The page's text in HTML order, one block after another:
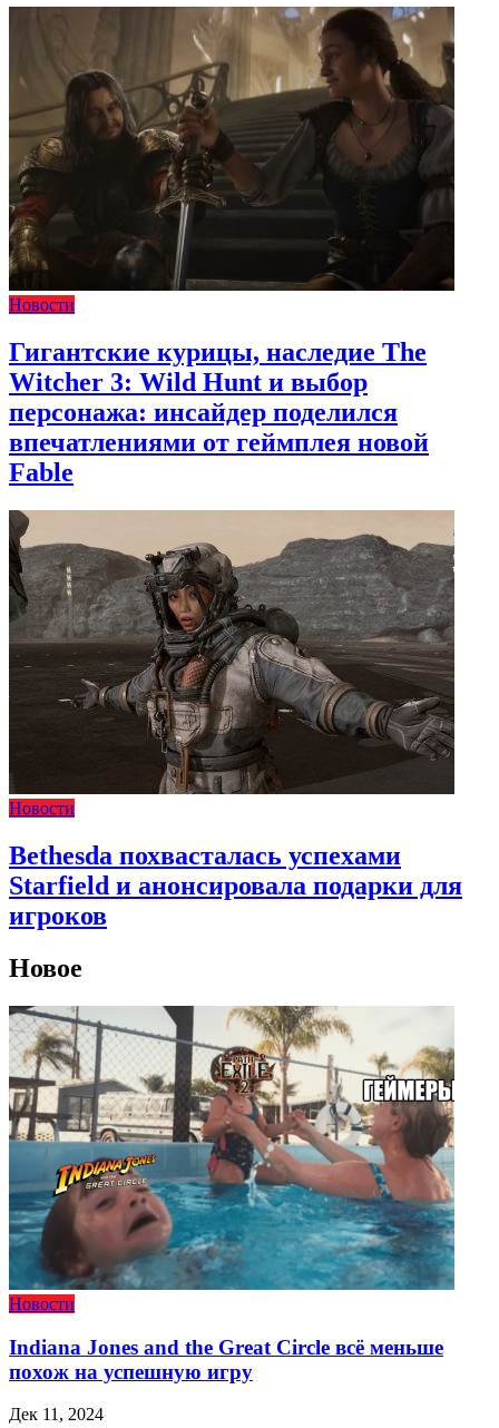
Новости
Гигантские курицы, наследие The
Witcher 3: Wild Hunt и выбор
персонажа: инсайдер поделился
впечатлениями от геймплея новой
Fable
Новости
Bethesda похвасталась успехами
Starfield и анонсировала подарки для
игроков
Новое
Новости
Indiana Jones and the Great Circle всё меньше
похож на успешную игру
Дек 11, 2024